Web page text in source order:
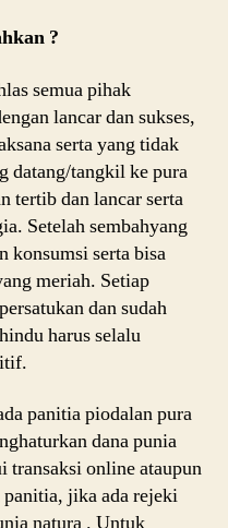
?
semua pihak
lancar dan sukses,
serta yang tidak
datang/tangkil ke pura
tertib dan lancar serta
Setelah sembahyang
konsumsi serta bisa
meriah. Setiap
dan sudah
harus selalu
panitia piodalan pura
dana punia
transaksi online ataupun
panitia, jika ada rejeki